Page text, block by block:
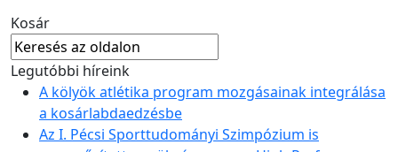
Kosár
Legutóbbi híreink
A kölyök atlétika program mozgásainak integrálása
a kosárlabdaedzésbe
Az I. Pécsi Sporttudományi Szimpózium is